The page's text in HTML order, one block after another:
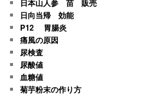
日本山人参 苗 販売
日向当帰 効能
P12 胃腸炎
痛風の原因
尿検査
尿酸値
血糖値
菊芋粉末の作り方